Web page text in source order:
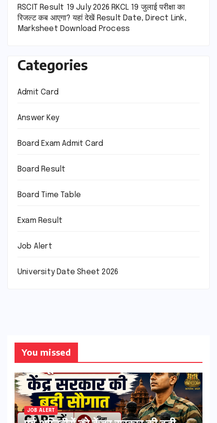
RSCIT Result 19 July 2026 RKCL 19 जुलाई परीक्षा का
रिजल्ट कब आएगा? यहां देखें Result Date, Direct Link,
Marksheet Download Process
Categories
Admit Card
Answer Key
Board Exam Admit Card
Board Result
Board Time Table
Exam Result
Job Alert
University Date Sheet 2026
You missed
JOB ALERT